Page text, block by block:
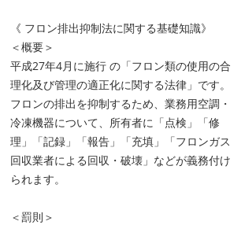
《 フロン排出抑制法に関する基礎知識》
＜概要＞
平成27年4月に施行 の「フロン類の使用の合
理化及び管理の適正化に関する法律」です。
フロンの排出を抑制するため、業務用空調・
冷凍機器について、所有者に「点検」「修
理」「記録」「報告」「充填」「フロンガス
回収業者による回収・破壊」などが義務付け
られます。
＜罰則＞